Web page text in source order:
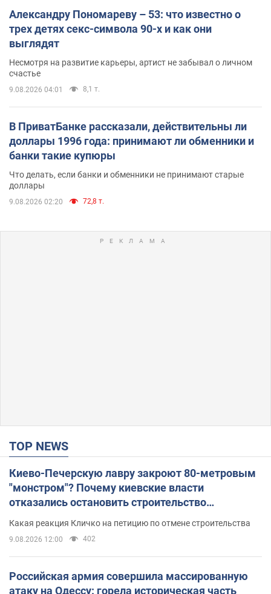
Александру Пономареву – 53: что известно о
трех детях секс-символа 90-х и как они
выглядят
Несмотря на развитие карьеры, артист не забывал о личном
счастье
9.08.2026 04:01 8,1 т.
В ПриватБанке рассказали, действительны ли
доллары 1996 года: принимают ли обменники и
банки такие купюры
Что делать, если банки и обменники не принимают старые
доллары
9.08.2026 02:20 72,8 т.
TOP NEWS
Киево-Печерскую лавру закроют 80-метровым
"монстром"? Почему киевские власти
отказались остановить строительство
Какая реакция Кличко на петицию по отмене строительства
9.08.2026 12:00 402
Российская армия совершила массированную
атаку на Одессу: горела историческая часть